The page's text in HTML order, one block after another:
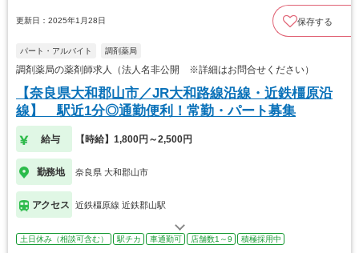
更新日：2025年1月28日 保存する
パート・アルバイト 調剤薬局
調剤薬局の薬剤師求人（法人名非公開 ※詳細はお問合せください）
【奈良県大和郡山市／JR大和路線沿線・近鉄橿原沿
線】 駅近1分◎通勤便利！常勤・パート募集
給与 【時給】1,800円～2,500円
勤務地 奈良県 大和郡山市
アクセス 近鉄橿原線 近鉄郡山駅
土日休み（相談可含む） 駅チカ 車通勤可 店舗数1～9 積極採用中